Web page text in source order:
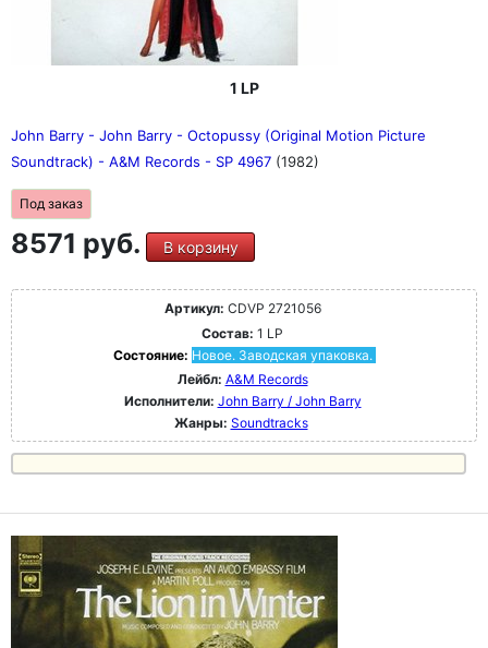
1 LP
John Barry - John Barry - Octopussy (Original Motion Picture
Soundtrack) - A&M Records - SP 4967 (1982)
Под заказ
8571 руб. В корзину
Артикул: CDVP 2721056
Состав: 1 LP
Состояние: Новое. Заводская упаковка.
Лейбл: A&M Records
Исполнители: John Barry / John Barry
Жанры: Soundtracks